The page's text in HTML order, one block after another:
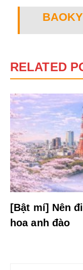
BAOKY
RELATED
[Bật mí] Nên
hoa anh đào